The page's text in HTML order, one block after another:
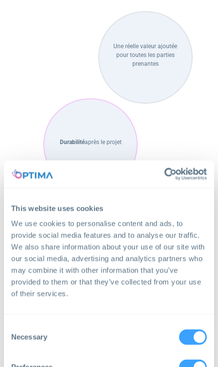
This website uses cookies
We use cookies to personalise content and ads, to
provide social media features and to analyse our traffic.
We also share information about your use of our site with
our social media, advertising and analytics partners who
may combine it with other information that you’ve
provided to them or that they’ve collected from your use
of their services.
Selection
Necessary
Une réelle valeur ajoutée
pour toutes les parties
prenantes
Durabilitéaprès le projet
Confiance et acceptabilité envers
les parties prenantes telles que
les professionnels de la santé et
les patients